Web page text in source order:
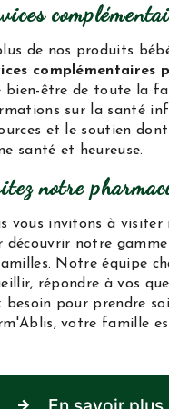
de nos produits
complémentaires
bien-être de toute la
sur la santé
et le soutien
santé et heureuse.
notre
vous invitons à
découvrir notre
Notre équipe
répondre à vos
besoin pour prendre
votre famille